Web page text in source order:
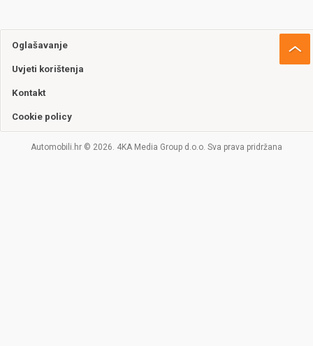
Oglašavanje
Uvjeti korištenja
Kontakt
Cookie policy
Automobili.hr © 2026. 4KA Media Group d.o.o. Sva prava pridržana